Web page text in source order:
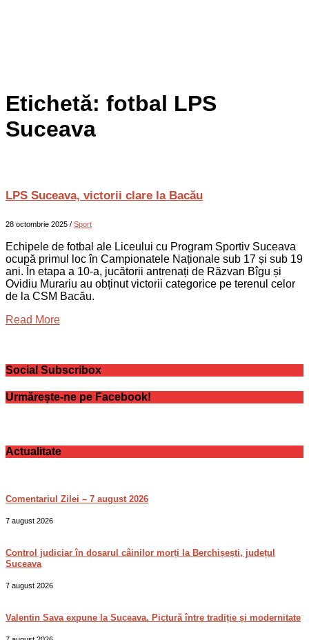
Etichetă: fotbal LPS
Suceava
LPS Suceava, victorii clare la Bacău
28 octombrie 2025 / Sport
Echipele de fotbal ale Liceului cu Program Sportiv Suceava
ocupă primul loc în Campionatele Naționale sub 17 și sub 19
ani. În etapa a 10-a, jucătorii antrenați de Răzvan Bîgu și
Ovidiu Murariu au obținut victorii categorice pe terenul celor
de la CSM Bacău.
Read More
Social Subscribox
Urmărește-ne pe Facebook!
Actualitate
Comentariul Zilei – 7 august 2026
7 august 2026
Control judiciar în dosarul câinilor morți la Berchișești, județul
Suceava
7 august 2026
Valentin Sava expune la Suceava. Pictură între tradiție și modernitate